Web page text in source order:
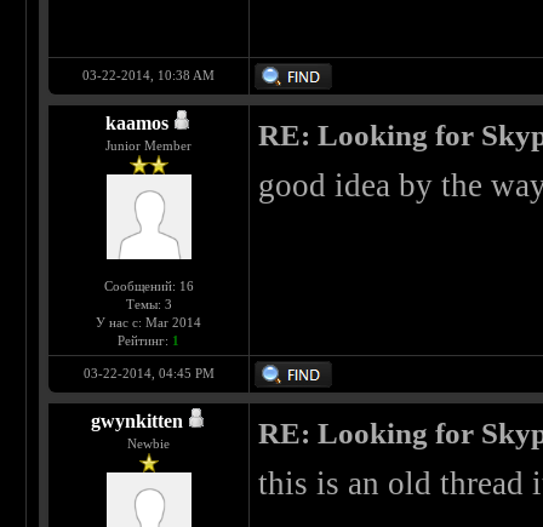
03-22-2014, 10:38 AM
kaamos
Junior Member
Сообщений: 16
Темы: 3
У нас с: Mar 2014
Рейтинг: 1
RE: Looking for
good idea by the
03-22-2014, 04:45 PM
gwynkitten
Newbie RE: Looking for
this is an old thread